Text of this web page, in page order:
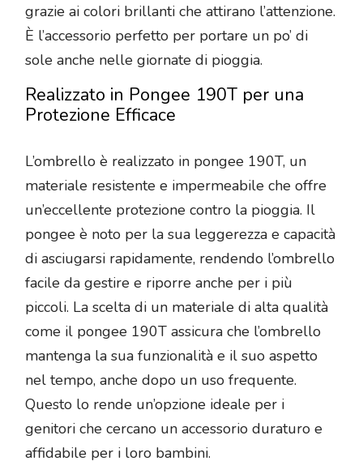
grazie ai colori brillanti che attirano l’attenzione.
È l’accessorio perfetto per portare un po’ di
sole anche nelle giornate di pioggia.
Realizzato in Pongee 190T per una
Protezione Efficace
L’ombrello è realizzato in pongee 190T, un
materiale resistente e impermeabile che offre
un’eccellente protezione contro la pioggia. Il
pongee è noto per la sua leggerezza e capacità
di asciugarsi rapidamente, rendendo l’ombrello
facile da gestire e riporre anche per i più
piccoli. La scelta di un materiale di alta qualità
come il pongee 190T assicura che l’ombrello
mantenga la sua funzionalità e il suo aspetto
nel tempo, anche dopo un uso frequente.
Questo lo rende un’opzione ideale per i
genitori che cercano un accessorio duraturo e
affidabile per i loro bambini.